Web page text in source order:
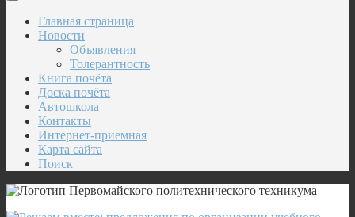
Главная страница
Новости
Объявления
Толерантность
Книга почёта
Доска почёта
Автошкола
Контакты
Интернет-приемная
Карта сайта
Поиск